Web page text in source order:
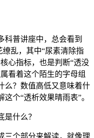
科普讲座中，总会看到
乱，其中“尿素清除指
心指标，也是判断“透没
看着这个陌生的字母组
么？数值高低又意味着什
个“透析效果晴雨表”。
什么？
三个部分来解读，就像理